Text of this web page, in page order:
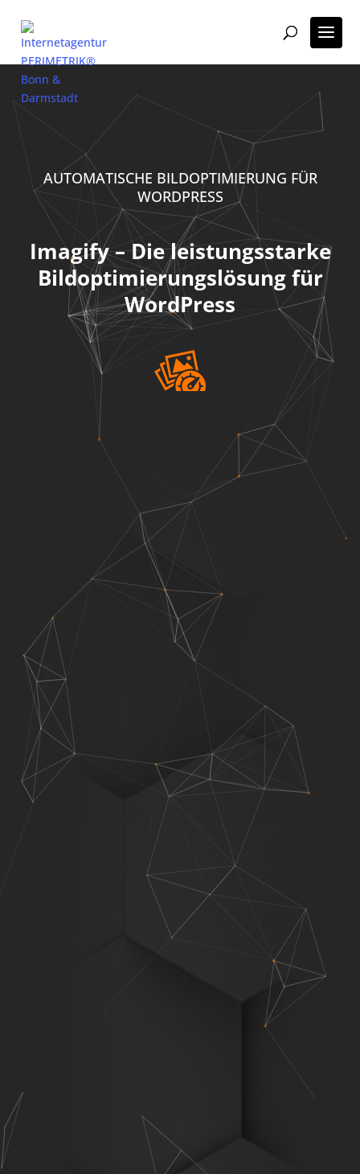
AUTOMATISCHE BILDOPTIMIERUNG FÜR
WORDPRESS
Imagify – Die leistungsstarke
Bildoptimierungslösung für
WordPress